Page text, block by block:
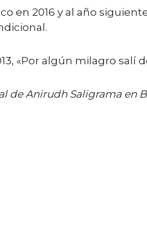
en 2016 y al año
«Por algún milagro salí
de Anirudh Saligrama en